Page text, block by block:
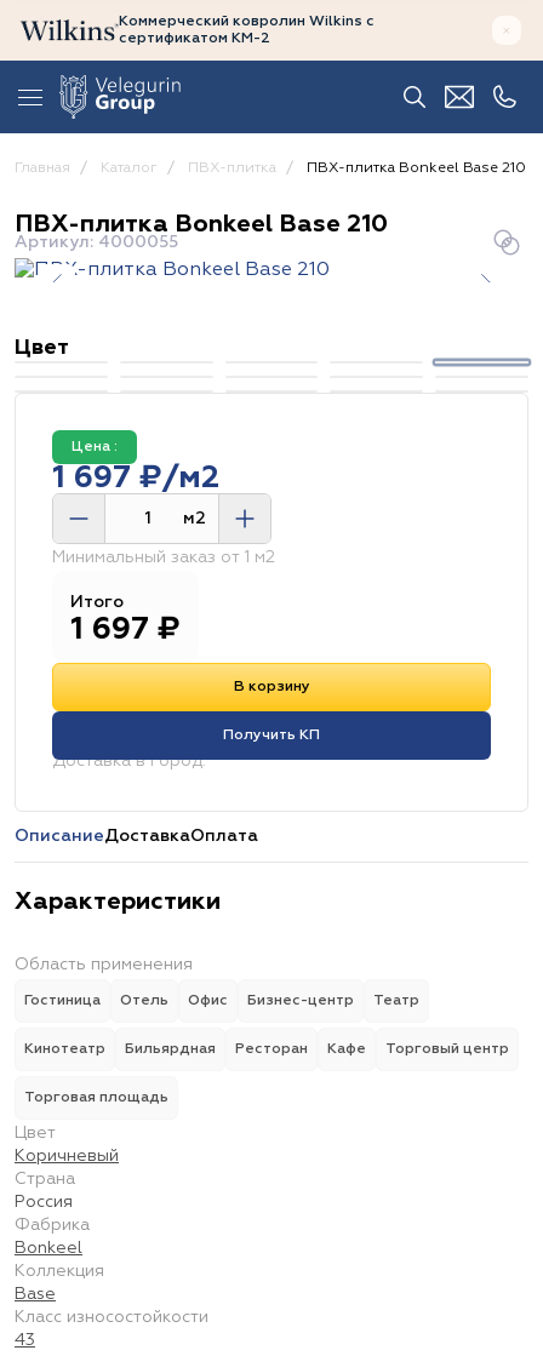
Коммерческий ковролин Wilkins с
сертификатом КМ-2
Главная Каталог ПВХ-плитка ПВХ-плитка Bonkeel Base 210
ПВХ-плитка Bonkeel Base 210
Артикул: 4000055
Цвет
Цена :
1 697 ₽/м2
м2
Минимальный заказ от 1 м2
Итого
1 697 ₽
В корзину
Получить КП
Доставка в город:
ОписаниеДоставкаОплата
Характеристики
Область применения
Гостиница Отель Офис Бизнес-центр Театр
Кинотеатр Бильярдная Ресторан Кафе Торговый центр
Торговая площадь
Цвет
Коричневый
Страна
Россия
Фабрика
Bonkeel
Коллекция
Base
Класс износостойкости
43